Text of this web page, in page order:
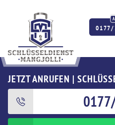
JETZT ANRUFEN |